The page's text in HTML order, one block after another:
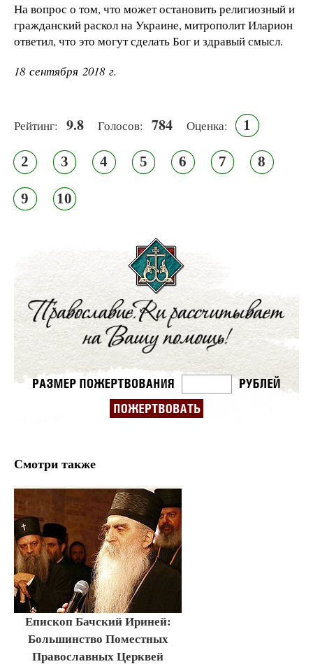
На вопрос о том, что может остановить религиозный и
гражданский раскол на Украине, митрополит Иларион
ответил, что это могут сделать Бог и здравый смысл.
18 сентября 2018 г.
Рейтинг: 9.8 Голосов: 784 Оценка: 1
2 3 4 5 6 7 8
9 10
Смотри также
Епископ Бачский Ириней:
Большинство Поместных
Православных Церквей